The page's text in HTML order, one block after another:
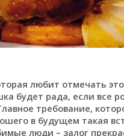
любит отмечать
будет рада, если все
требование,
в будущем такая
люди – залог